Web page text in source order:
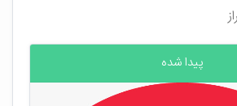
پیدا شده